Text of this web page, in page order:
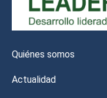
Quiénes somos
Actualidad